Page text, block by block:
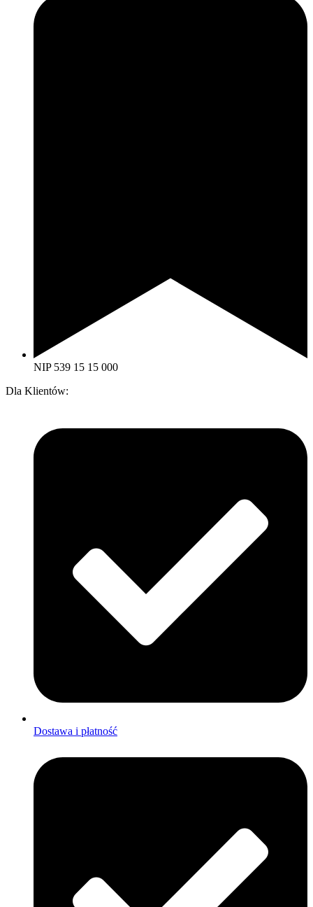
NIP 539 15 15 000
Dla Klientów:
Dostawa i płatność